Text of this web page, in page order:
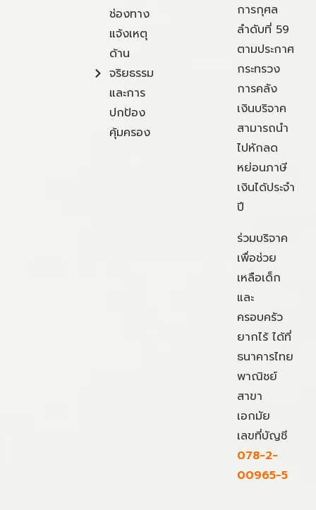
ช่องทาง
แจ้งเหตุ
ด้าน
จริยธรรม
และการ
ปกป้อง
คุ้มครอง
การกุศล
ลำดับที่ 59
ตามประกาศ
กระทรวง
การคลัง
เงินบริจาค
สามารถนำ
ไปหักลด
หย่อนภาษี
เงินได้ประจำ
ปี
ร่วมบริจาค
เพื่อช่วย
เหลือเด็ก
และ
ครอบครัว
ยากไร้ ได้ที่
ธนาคารไทย
พาณิชย์
สาขา
เอกมัย
เลขที่บัญชี
078-2-
00965-5